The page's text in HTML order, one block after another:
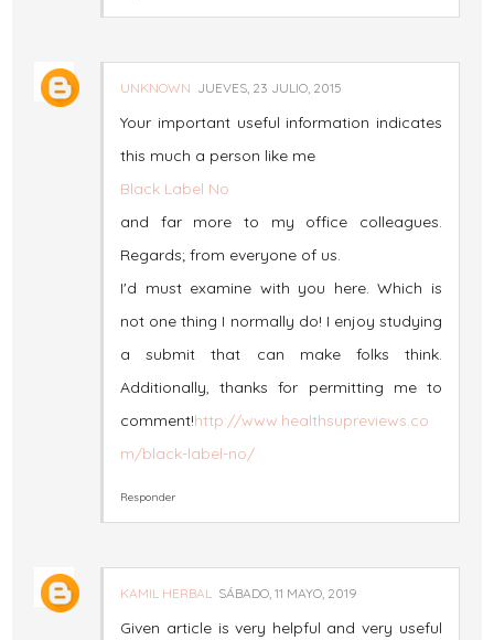
UNKNOWN JUEVES, 23 JULIO, 2015
Your important useful information indicates
this much a person like me
Black Label No
and far more to my office colleagues.
Regards; from everyone of us.
I'd must examine with you here. Which is
not one thing I normally do! I enjoy studying
a submit that can make folks think.
Additionally, thanks for permitting me to
comment!http://www.healthsupreviews.co
m/black-label-no/
Responder
KAMIL HERBAL SÁBADO, 11 MAYO, 2019
Given article is very helpful and very useful